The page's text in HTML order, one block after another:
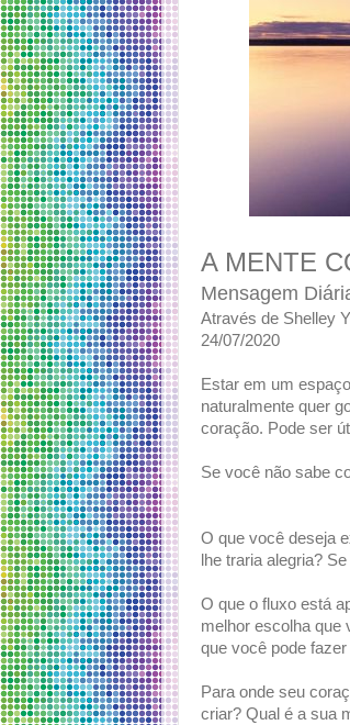
A MENTE
Mensagem
Através de Shelley
24/07/2020
Estar em um
naturalmente quer
coração. Pode ser
Se você não sabe
O que você deseja
lhe traria alegria?
O que o fluxo está
melhor escolha que
que você pode
Para onde seu
criar? Qual é a sua